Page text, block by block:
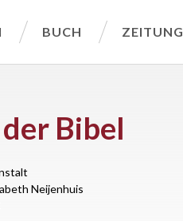
BUCH ZEITUNG
Bibel
Neijenhuis